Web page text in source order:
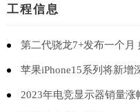
工程信息
第二代骁龙7+发布一个月
2023年电竞显示器销量涨